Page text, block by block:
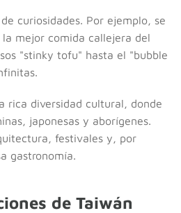
curiosidades. Por ejemplo, se
mejor comida callejera del
"stinky tofu" hasta el "bubble
rica diversidad cultural, donde
japonesas y aborígenes.
festivales y, por
gastronomía.
de Taiwán